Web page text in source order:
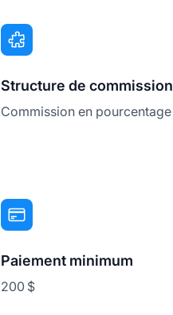
Structure de commission
Commission en pourcentage
Paiement minimum
200 $